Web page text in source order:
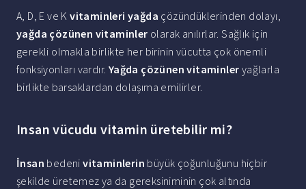
A, D, E ve Kvitaminleri yağda çözündüklerinden dolayı,
yağda çözünen vitaminler olarak anılırlar. Sağlık için
gerekli olmakla birlikte her birinin vücutta çok önemli
fonksiyonları vardır. Yağda çözünen vitaminler yağlarla
birlikte barsaklardan dolaşıma emilirler.
Insan vücudu vitamin üretebilir mi?
İnsan bedenivitaminlerin büyük çoğunluğunu hiçbir
şekilde üretemez ya da gereksiniminin çok altında